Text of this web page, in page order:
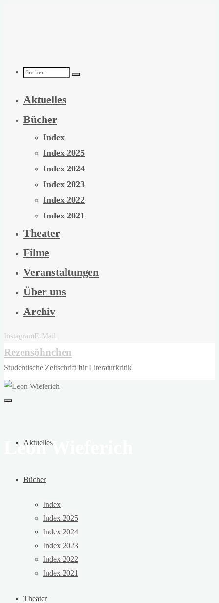
Suchen
nach:
Aktuelles
Bücher
Index
Index 2025
Index 2024
Index 2023
Index 2022
Index 2021
Theater
Filme
Veranstaltungen
Über uns
Archiv
InstagramE-Mail
Rezensöhnchen
Studentische Zeitschrift für Literaturkritik
Aktuelles
Bücher
Index
Index 2025
Index 2024
Index 2023
Index 2022
Index 2021
Theater
Leon Wieferich